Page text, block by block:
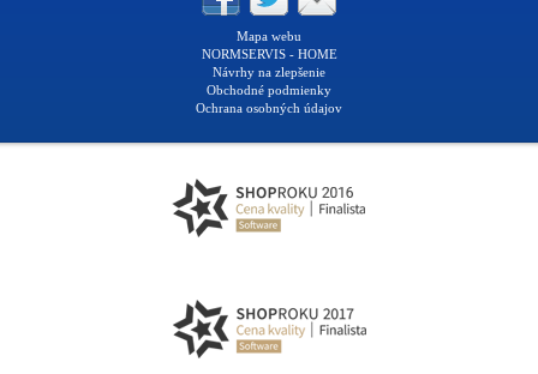
Mapa webu
NORMSERVIS - HOME
Návrhy na zlepšenie
Obchodné podmienky
Ochrana osobných údajov